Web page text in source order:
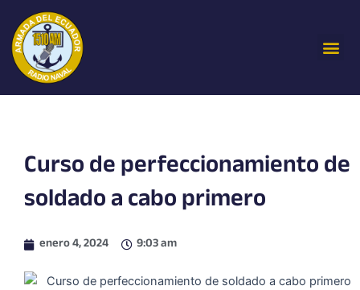
contenido
Curso de perfeccionamiento de
soldado a cabo primero
enero 4, 2024 9:03 am